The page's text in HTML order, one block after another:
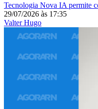
Tecnologia Nova IA permite
29/07/2026 às 17:35
Valter Hugo